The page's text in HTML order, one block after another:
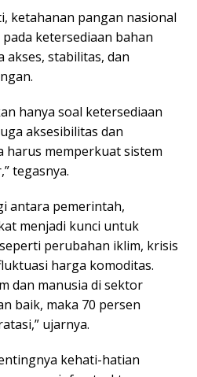
ketahanan pangan nasional
ketersediaan bahan
akses, stabilitas, dan
hanya soal ketersediaan
aksesibilitas dan
harus memperkuat sistem
tegasnya.
antara pemerintah,
menjadi kunci untuk
perubahan iklim, krisis
harga komoditas.
dan manusia di sektor
baik, maka 70 persen
ujarnya.
kehati-hatian